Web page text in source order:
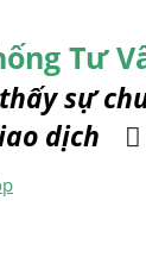
Tư
sự
dịch